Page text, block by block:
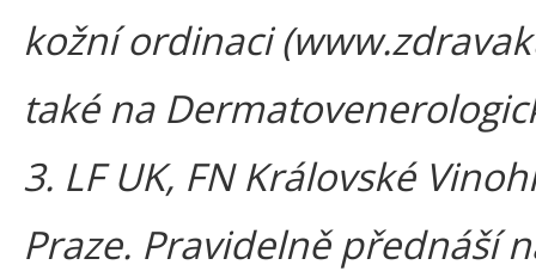
kožní ordinaci
také na
3. LF UK, FN Královské
Praze. Pravidelně přednáší